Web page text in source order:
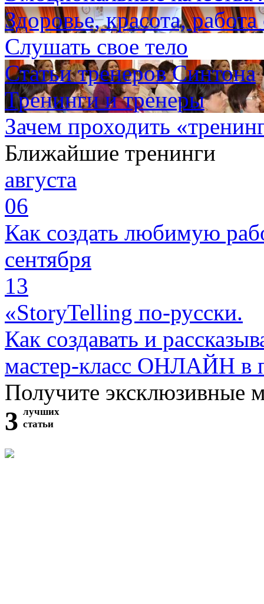
Здоровье, красота,
Слушать свое тело
Статьи тренеров Синтона
Тренинги и тренеры
Зачем проходить
Ближайшие тренинги
августа
06
Как создать любимую
сентября
13
«StoryTelling по-русски.
Как создавать и
мастер-класс ОНЛАЙН в
Получите эксклюзивные
3 лучших
статьи